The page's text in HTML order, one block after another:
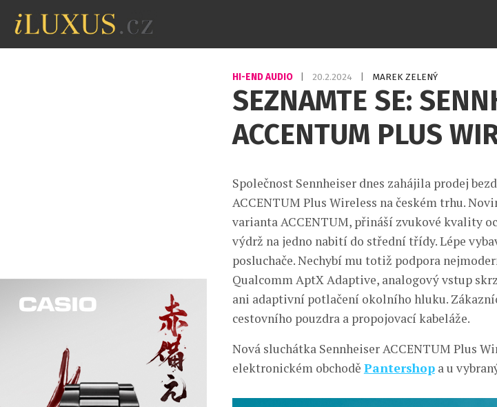
HI-END AUDIO 20.2.2024 MAREK ZELENÝ
SEZNAMTE SE:
ACCENTUM PLUS
Společnost Sennheiser dnes zahájila prodej
ACCENTUM Plus Wireless na českém trhu.
varianta ACCENTUM, přináší zvukové kvality
výdrž na jedno nabití do střední třídy. Lépe
posluchače. Nechybí mu totiž podpora
Qualcomm AptX Adaptive, analogový vstup
ani adaptivní potlačení okolního hluku.
cestovního pouzdra a propojovací kabeláže.
Nová sluchátka Sennheiser ACCENTUM Plus
elektronickém obchodě Pantershopa u